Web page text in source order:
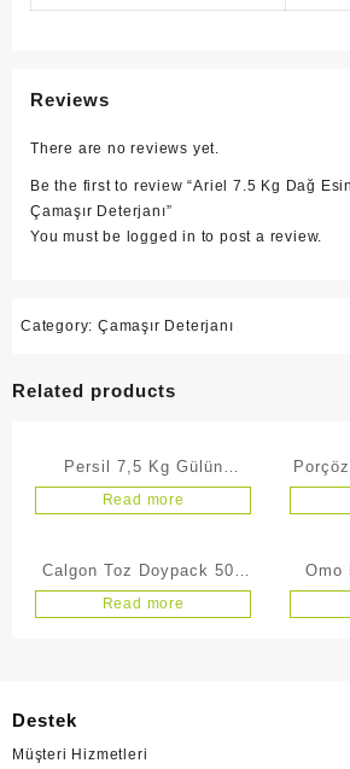
Reviews
There are no reviews yet.
Be the first to review “Ariel 7.5 Kg Dağ
Çamaşır Deterjanı”
You must be
logged in to post a review.
Category: Çamaşır Deterjanı
Related products
Persil 7,5 Kg Gülün
Büyüsü
Read more
Calgon Toz Doypack 500
gr
Read more
Omo
Destek
Müşteri Hizmetleri